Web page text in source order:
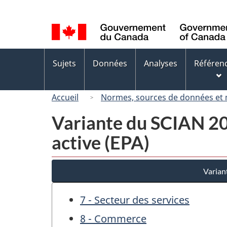
de
la
langue
des
Sujets Données Analyses
Accueil Normes, sources de données et
Variante du SCIAN
active (EPA)
7 - Secteur des services
8 - Commerce